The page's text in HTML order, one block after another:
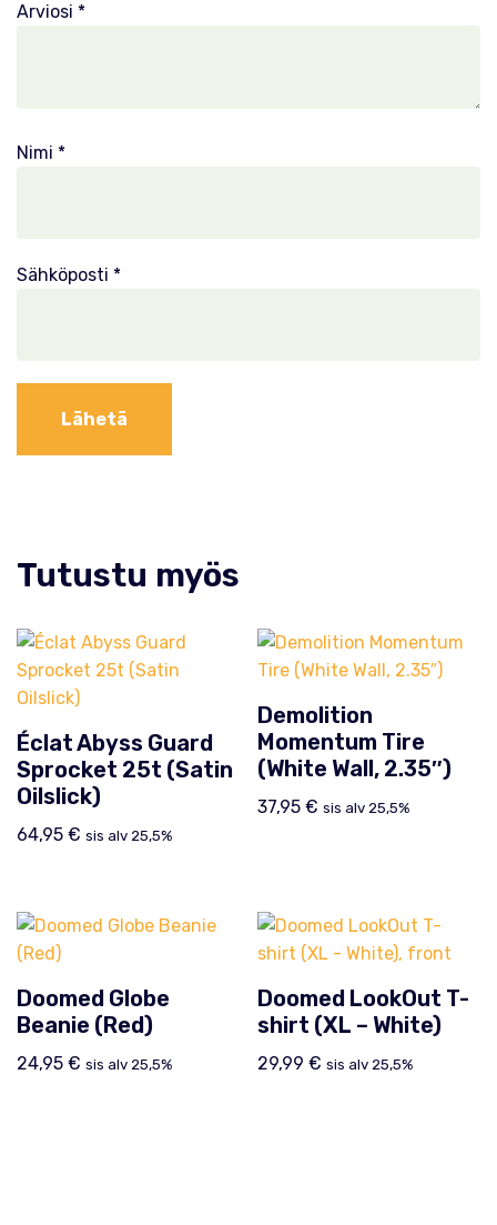
Arviosi *
Nimi *
Sähköposti *
Tutustu myös
Éclat Abyss Guard
Sprocket 25t (Satin
Oilslick)
64,95 € sis alv 25,5%
Demolition
Momentum Tire
(White Wall, 2.35″)
37,95€ sis alv 25,5%
Doomed Globe
Beanie (Red)
24,95 € sis alv 25,5%
Doomed LookOut T-
shirt (XL – White)
29,99€ sis alv 25,5%